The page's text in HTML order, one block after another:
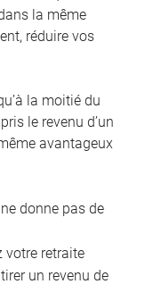
la même
réduire vos
la moitié du
le revenu d’un
avantageux
donne pas de
votre retraite
un revenu de